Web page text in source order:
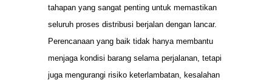
tahapan yang sangat penting untuk memastikan
seluruh proses distribusi berjalan dengan lancar.
Perencanaan yang baik tidak hanya membantu
menjaga kondisi barang selama perjalanan, tetapi
juga mengurangi risiko keterlambatan, kesalahan